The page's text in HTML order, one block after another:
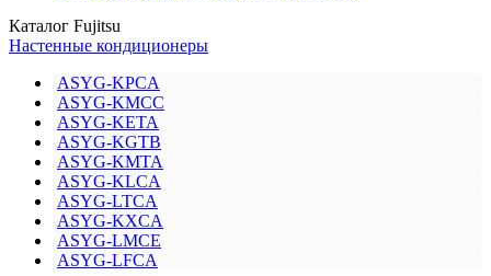
Каталог Fujitsu
Настенные кондиционеры
ASYG-KPCA
ASYG-KMCC
ASYG-KETA
ASYG-KGTB
ASYG-KMTA
ASYG-KLCA
ASYG-LTCA
ASYG-KXCA
ASYG-LMCE
ASYG-LFCA